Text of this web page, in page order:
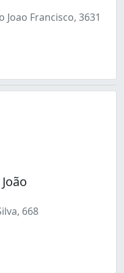
Francisco, 3631
668